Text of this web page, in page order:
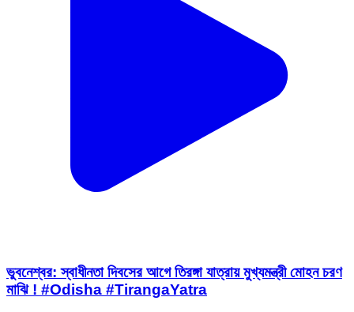
ভুবনেশ্বর: স্বাধীনতা দিবসের আগে তিরঙ্গা যাত্রায় মুখ্যমন্ত্রী মোহন চরণ
মাঝি ! #Odisha #TirangaYatra